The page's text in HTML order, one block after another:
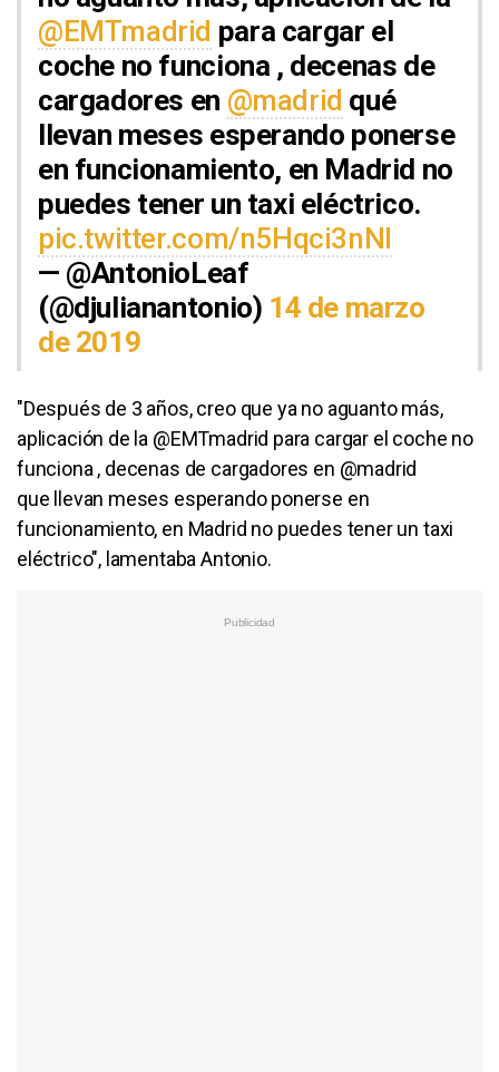
@EMTmadrid para cargar el
coche no funciona , decenas de
cargadores en @madrid qué
llevan meses esperando ponerse
en funcionamiento, en Madrid no
puedes tener un taxi eléctrico.
pic.twitter.com/n5Hqci3nNl
— @AntonioLeaf
(@djulianantonio) 14 de marzo
de 2019
"Después de 3 años, creo que ya no aguanto más,
aplicación de la @EMTmadrid para cargar el coche no
funciona , decenas de cargadores en @madrid
que llevan meses esperando ponerse en
funcionamiento, en Madrid no puedes tener un taxi
eléctrico", lamentaba Antonio.